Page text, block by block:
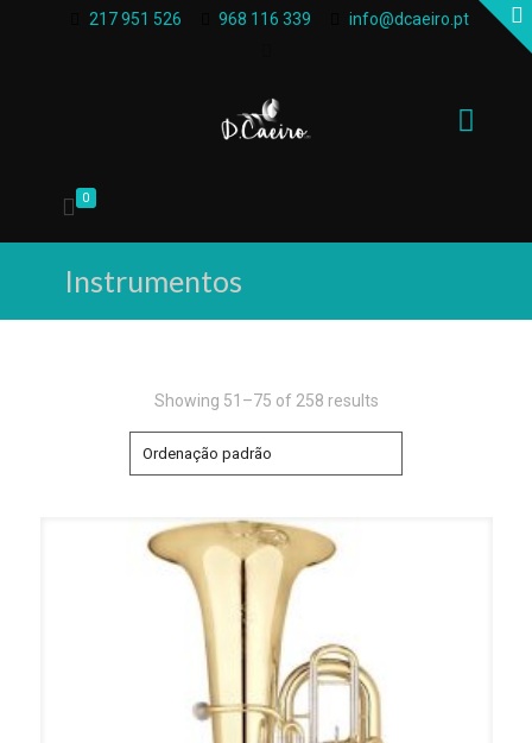
217 951 526 968 116 339 info@dcaeiro.pt
0
Instrumentos
Showing 51–75 of 258 results